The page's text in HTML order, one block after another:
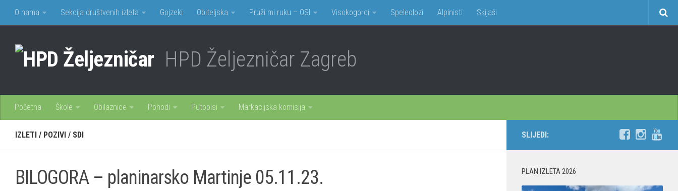
O nama Sekcija društvenih izleta Gojzeki Obiteljska Pruži mi ruku – OSI Visokogorci Speleolozi Alpinisti Skijaši
HPD Željezničar Zagreb
Početna Škole Obilaznice Pohodi Putopisi Markacijska komisija
IZLETI / POZIVI / SDI
BILOGORA – planinarsko Martinje 05.11.23.
SLIJEDI:
PLAN IZLETA 2026